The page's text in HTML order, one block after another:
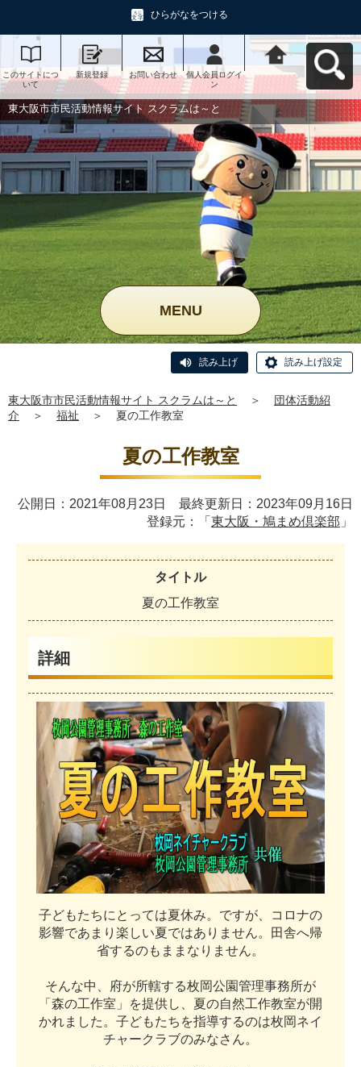
ひらがなをつける
このサイトにつ
いて
新規登録 お問い合わせ
個人会員ログイ
ン
東大阪市市民活
動情報サイト ス
クラムは～とへ
戻る
東大阪市市民活動情報サイト スクラムは～と
MENU
読み上げ 読み上げ設定
東大阪市市民活動情報サイト スクラムは～と ＞
団体活動紹
介
＞ 福祉 ＞ 夏の工作教室
夏の工作教室
公開日：2021年08月23日 最終更新日：2023年09月16日
登録元：「 東大阪・鳩まめ倶楽部 」
タイトル
夏の工作教室
詳細
子どもたちにと っては夏休み。 ですが、 コ ロナの
影響であ ま り 楽 しい夏ではあ り ま せん。 田舎へ帰
省するのも ま ま な り ま せん。
そんな中 、 府が所轄する枚岡公園管理事務所が
「 森の工作室 」 を提供し 、 夏の自然工作教室が開
かれま した。 子どもたち を指導するのは枚岡ネイ
チャーク ラブのみなさ ん。